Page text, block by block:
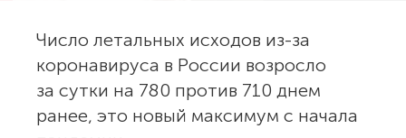
Число летальных исходов из-за
коронавируса в России возросло
за сутки на 780 против 710 днем
ранее, это новый максимум с начала